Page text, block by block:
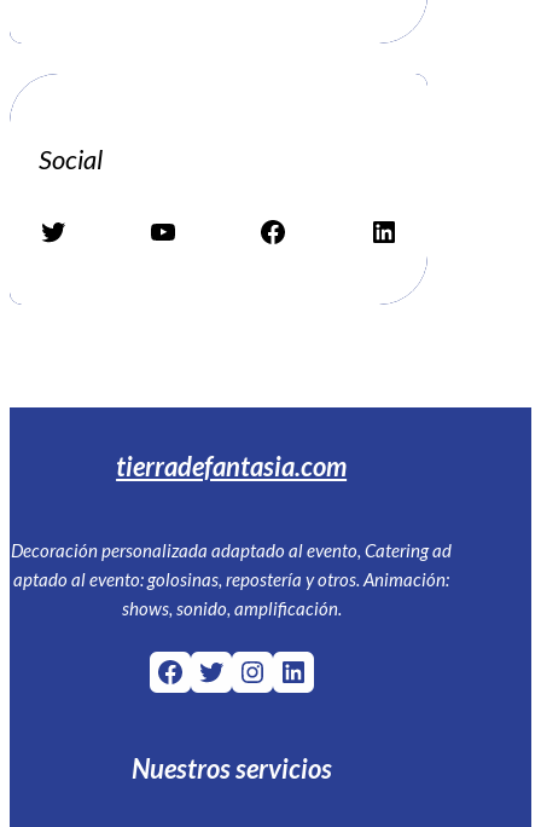
Social
Twitter YouTube Facebook LinkedIn
tierradefantasia.com
Decoración personalizada adaptado al evento, Catering ad
aptado al evento: golosinas, repostería y otros. Animación:
shows, sonido, amplificación.
Facebook Twitter Instagram LinkedIn
Nuestros servicios